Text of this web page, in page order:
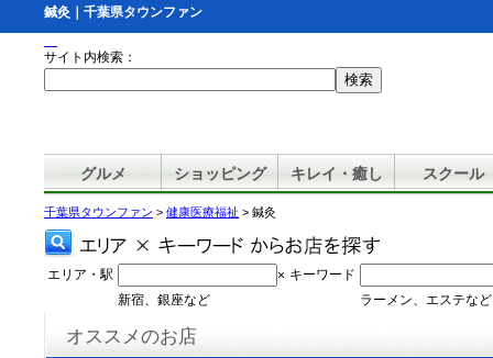
鍼灸｜千葉県タウンファン
サイト内検索：
グルメ ショッピング キレイ・癒し スクール
千葉県タウンファン > 健康医療福祉 > 鍼灸
エリア・駅 × キーワード
新宿、銀座など
ラーメン、エステなど
オススメのお店